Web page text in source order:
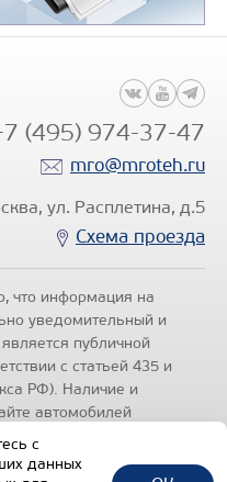
(495) 974-37-47
mro@mroteh.ru
ул. Расплетина, д.5
Схема проезда
что информация на
уведомительный и
публичной
с статьей 435 и
РФ). Наличие и
автомобилей
продаж, представленных
ресурса.
с
данных